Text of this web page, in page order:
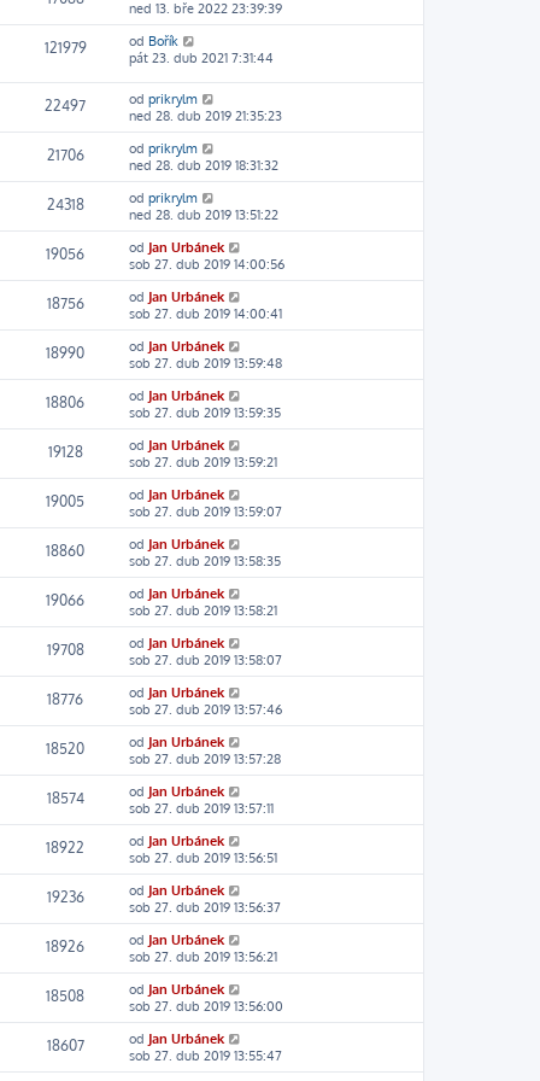
ned 13. bře 2022 23:39:39
121979 od Bořík
pát 23. dub 2021 7:31:44
22497 od prikrylm
ned 28. dub 2019 21:35:23
21706 od prikrylm
ned 28. dub 2019 18:31:32
24318 od prikrylm
ned 28. dub 2019 13:51:22
19056 od Jan Urbánek
sob 27. dub 2019 14:00:56
18756 od Jan Urbánek
sob 27. dub 2019 14:00:41
18990 od Jan Urbánek
sob 27. dub 2019 13:59:48
18806 od Jan Urbánek
sob 27. dub 2019 13:59:35
19128 od Jan Urbánek
sob 27. dub 2019 13:59:21
19005 od Jan Urbánek
sob 27. dub 2019 13:59:07
18860 od Jan Urbánek
sob 27. dub 2019 13:58:35
19066 od Jan Urbánek
sob 27. dub 2019 13:58:21
19708 od Jan Urbánek
sob 27. dub 2019 13:58:07
18776 od Jan Urbánek
sob 27. dub 2019 13:57:46
18520 od Jan Urbánek
sob 27. dub 2019 13:57:28
18574 od Jan Urbánek
sob 27. dub 2019 13:57:11
18922 od Jan Urbánek
sob 27. dub 2019 13:56:51
19236 od Jan Urbánek
sob 27. dub 2019 13:56:37
18926 od Jan Urbánek
sob 27. dub 2019 13:56:21
18508 od Jan Urbánek
sob 27. dub 2019 13:56:00
18607 od Jan Urbánek
sob 27. dub 2019 13:55:47